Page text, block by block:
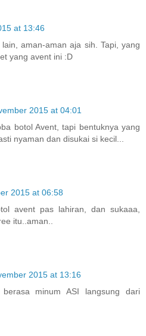
at 13:46
aman-aman aja sih. Tapi, yang
yang avent ini :D
2015 at 04:01
botol Avent, tapi bentuknya yang
nyaman dan disukai si kecil...
2015 at 06:58
avent pas lahiran, dan sukaaa,
itu..aman..
2015 at 13:16
minum ASI langsung dari